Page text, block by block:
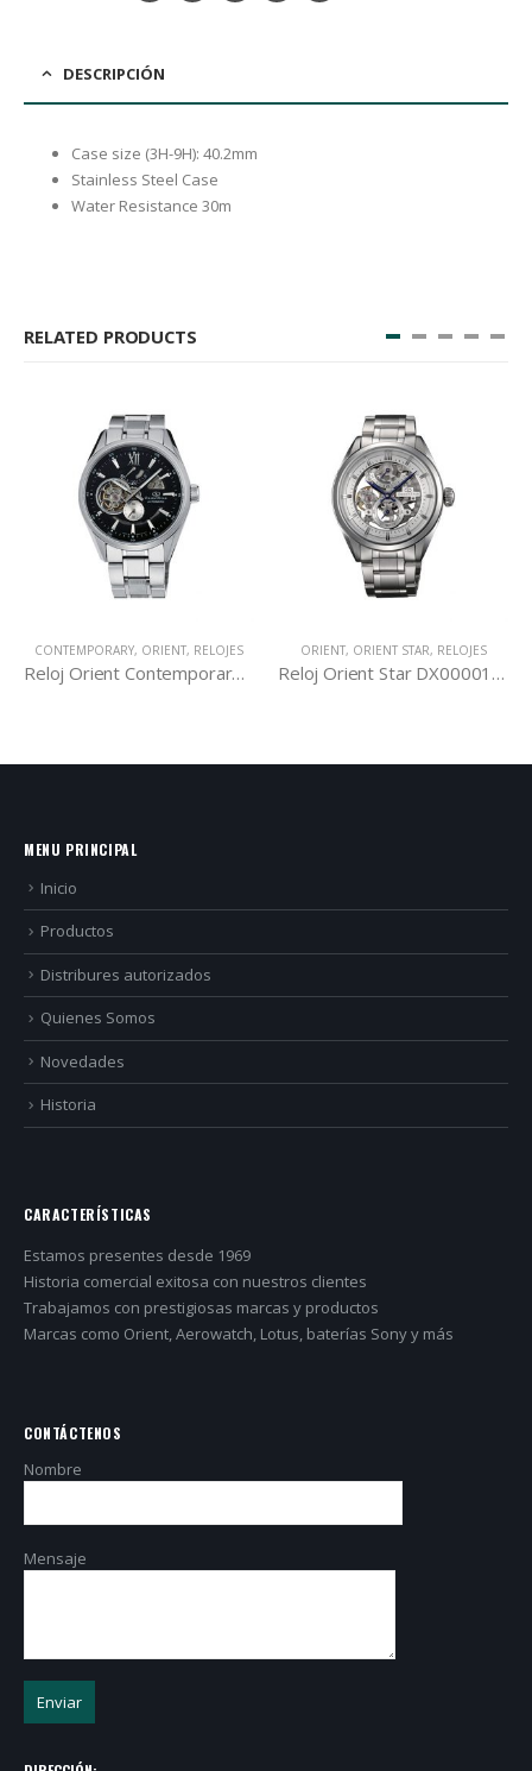
DESCRIPCIÓN
Case size (3H-9H): 40.2mm
Stainless Steel Case
Water Resistance 30m
RELATED PRODUCTS
CONTEMPORARY, ORIENT, RELOJES
Reloj Orient Contemporary DK05002B
ORIENT, ORIENT STAR, RELOJES
Reloj Orient Star DX00001W
MENU PRINCIPAL
Inicio
Productos
Distribures autorizados
Quienes Somos
Novedades
Historia
CARACTERÍSTICAS
Estamos presentes desde 1969
Historia comercial exitosa con nuestros clientes
Trabajamos con prestigiosas marcas y productos
Marcas como Orient, Aerowatch, Lotus, baterías Sony y más
CONTÁCTENOS
Nombre
Mensaje